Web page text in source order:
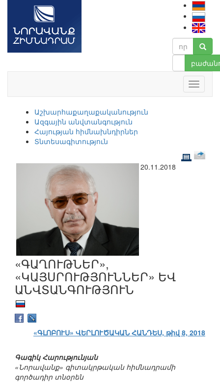
Աշխարհաքաղաքականություն
Ազգային անվտանգություն
Հայության հիմնախնդիրներ
Տնտեսագիտություն
20.11.2018
«ԳԱՂՈՒԹՆԵՐ»,
«ԿԱՅՍՐՈՒԹՅՈՒՆՆԵՐ» ԵՎ
ԱՆՎՏԱՆԳՈՒԹՅՈՒՆ
«ԳԼՈԲՈՒՍ» ՎԵՐԼՈՒԾԱԿԱՆ ՀԱՆԴԵՍ, թիվ 8, 2018
Գագիկ Հարությունյան
«Նորավանք» գիտակրթական հիմնադրամի
գործադիր տնօրեն